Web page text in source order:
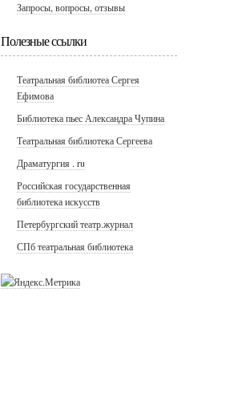
Запросы, вопросы, отзывы
Полезные ссылки
Театральная библиотеа Сергея
Ефимова
Библиотека пьес Александра Чупина
Театральная библиотека Сергеева
Драматургия . ru
Российская государственная
библиотека искусств
Петербургский театр.журнал
СПб театральная библиотека